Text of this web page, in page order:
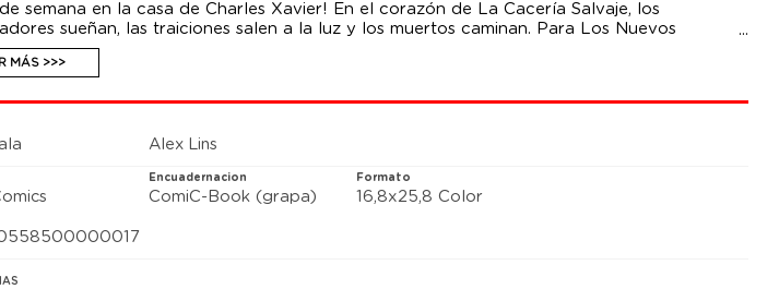
de semana en la casa de Charles Xavier! En el corazón de La Cacería Salvaje, los
sueñan, las traiciones salen a la luz y los muertos caminan. Para Los Nuevos
es un día en Krakoa como otro cualquiera.
MÁS >>>
Alex Lins
Encuadernacion
ComiC-Book (grapa)
Formato
16,8x25,8 Color